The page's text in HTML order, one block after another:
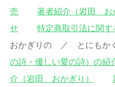
売
著者紹介（岩田 お
せ
特定商取引法に関
おかぎりの ／ とに
の詩・優しい愛の詩）の紹
介（岩田 おかぎり）